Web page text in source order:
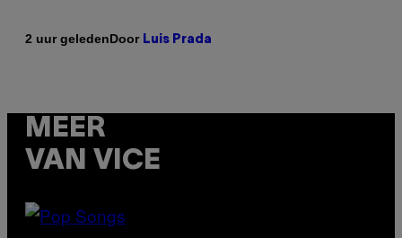
2 uur geledenDoor Luis Prada
MEER
VAN VICE